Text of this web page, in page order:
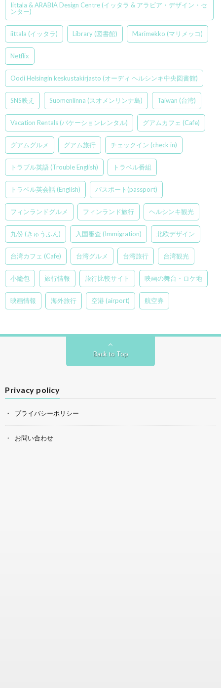
Iittala & ARABIA Design Centre (イッタラ & アラビア・デザイン・セ
ンター)
iittala (イッタラ) Library (図書館) Marimekko (マリメッコ)
Netflix
Oodi Helsingin keskustakirjasto (オーディ ヘルシンキ中央図書館)
SNS映え Suomenlinna (スオメンリンナ島) Taiwan (台湾)
Vacation Rentals (バケーションレンタル) グアムカフェ (Cafe)
グアムグルメ グアム旅行 チェックイン (check in)
トラブル英語 (Trouble English) トラベル番組
トラベル英会話 (English) パスポート(passport)
フィンランドグルメ フィンランド旅行 ヘルシンキ観光
九份 (きゅうふん) 入国審査 (Immigration) 北欧デザイン
台湾カフェ (Cafe) 台湾グルメ 台湾旅行 台湾観光
小籠包 旅行情報 旅行比較サイト 映画の舞台・ロケ地
映画情報 海外旅行 空港 (airport) 航空券
Back to Top
Privacy policy
プライバシーポリシー
お問い合わせ